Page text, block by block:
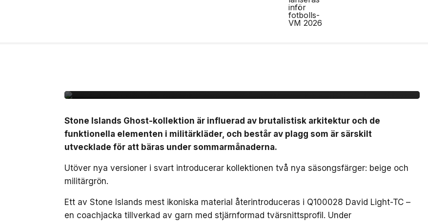
Stone Islands Ghost-kollektion är influerad av brutalistisk arkitektur och de
funktionella elementen i militärkläder, och består av plagg som är särskilt
utvecklade för att bäras under sommarmånaderna.
Utöver nya versioner i svart introducerar kollektionen två nya säsongsfärger: beige och
militärgrön.
Ett av Stone Islands mest ikoniska material återintroduceras i Q100028 David Light-TC –
en coachjacka tillverkad av garn med stjärnformad tvärsnittsprofil. Under